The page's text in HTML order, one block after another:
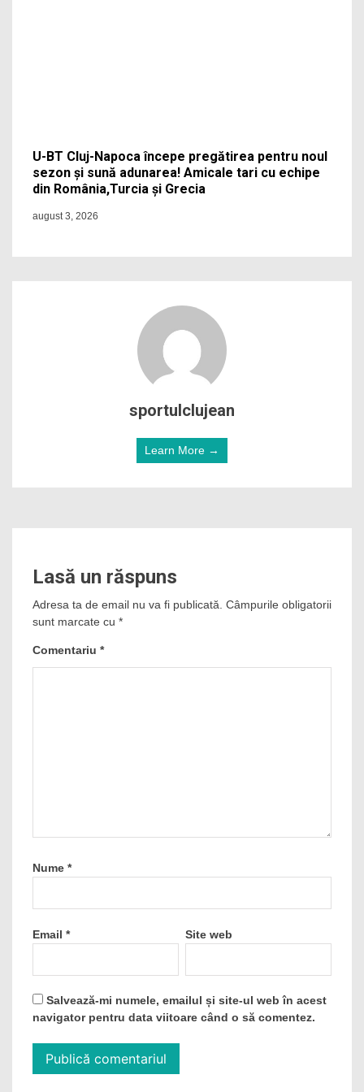
U-BT Cluj-Napoca începe pregătirea pentru noul
sezon și sună adunarea! Amicale tari cu echipe
din România,Turcia și Grecia
august 3, 2026
sportulclujean
Learn More →
Lasă un răspuns
Adresa ta de email nu va fi publicată. Câmpurile obligatorii
sunt marcate cu *
Comentariu *
Nume *
Email * Site web
Salvează-mi numele, emailul și site-ul web în acest
navigator pentru data viitoare când o să comentez.